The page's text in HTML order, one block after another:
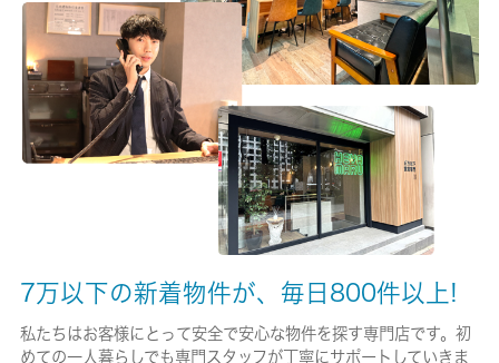
有/18000円
保険名/保険期間
家財保険/2年
初回：総賃料の５０％～
賃貸区分/契約期間
7万以下の新着物件が、毎日800件以上!
私たちはお客様にとって安全で安心な物件を探す専門店です。初
めての一人暮らしでも専門スタッフが丁寧にサポートしていきま